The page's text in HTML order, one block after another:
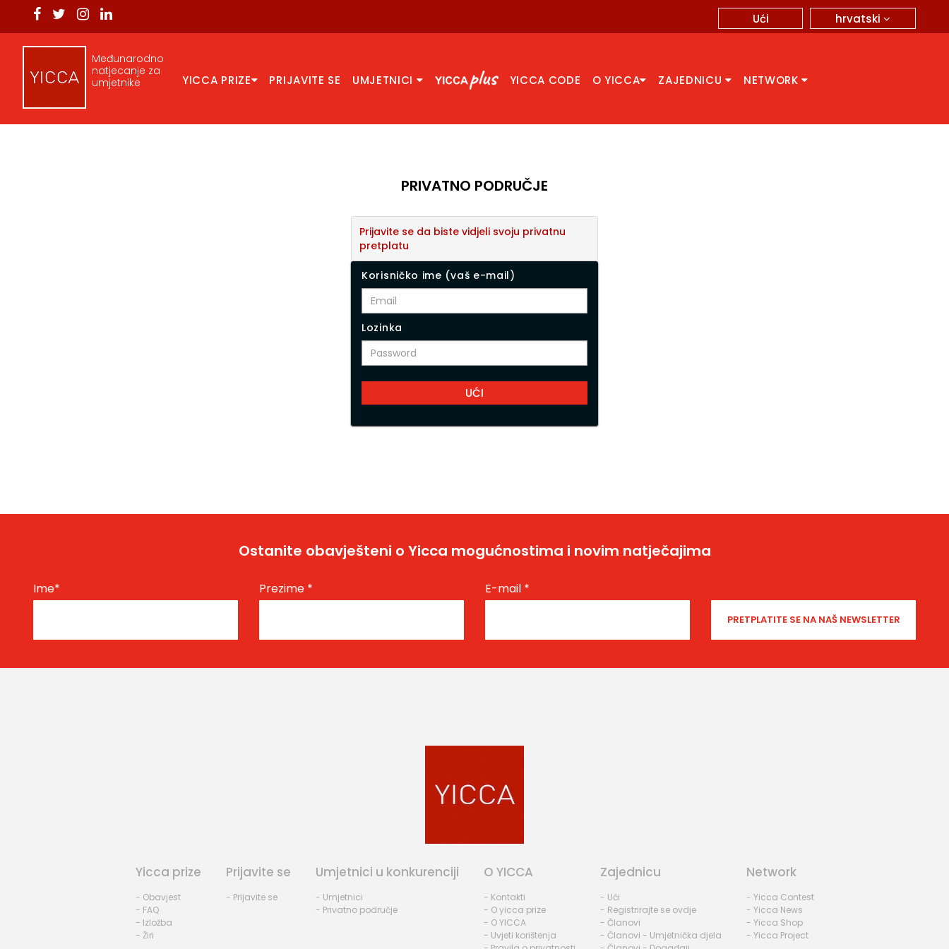
hrvatski
Ući
Međunarodno
natjecanje za
umjetnike
YICCA PRIZE PRIJAVITE SE UMJETNICI YICCA CODE O YICCA ZAJEDNICU NETWORK
PRIVATNO PODRUČJE
Prijavite se da biste vidjeli svoju privatnu
pretplatu
Korisničko ime (vaš e-mail)
Lozinka
Ostanite obavješteni o Yicca mogućnostima i novim natječajima
Ime* Prezime * E-mail *
Yicca prize
- Obavjest
- FAQ
- Izložba
- Žiri
Prijavite se
- Prijavite se
Umjetnici u konkurenciji
- Umjetnici
- Privatno područje
O YICCA
- Kontakti
- O yicca prize
- O YICCA
- Uvjeti korištenja
Zajednicu
- Ući
- Registrirajte se ovdje
- Članovi
- Članovi - Umjetnička djela
Network
- Yicca Contest
- Yicca News
- Yicca Shop
- Yicca Project